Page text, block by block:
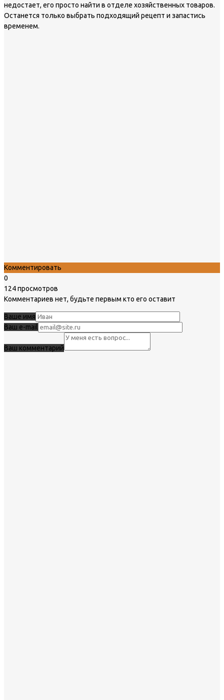
недостает, его просто найти в отделе хозяйственных товаров.
Останется только выбрать подходящий рецепт и запастись
временем.
Комментировать
0
124 просмотров
Комментариев нет, будьте первым кто его оставит
Ваше имя
Ваш e-mail
Ваш комментарий